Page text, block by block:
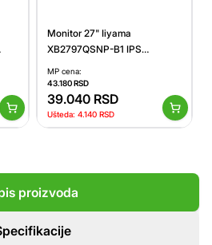
USB/zvucni
Monitor 27" Iiyama
XB2797QSNP-B1 IPS
2560x1440/75Hz/1ms/HDMI/DP/
MP cena:
43.180RSD
39.040 RSD
Ušteda: 4.140 RSD
proizvoda